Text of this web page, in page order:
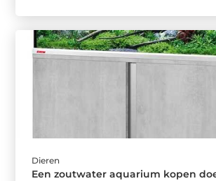
Dieren
Een zoutwater aquarium kopen